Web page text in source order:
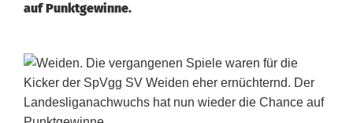
auf Punktgewinne.